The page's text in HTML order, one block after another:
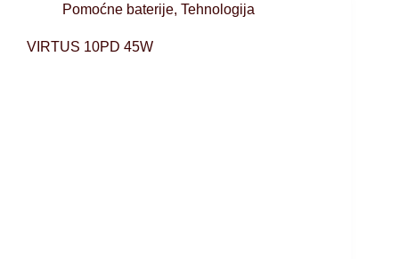
Pomoćne baterije, Tehnologija
VIRTUS 10PD 45W